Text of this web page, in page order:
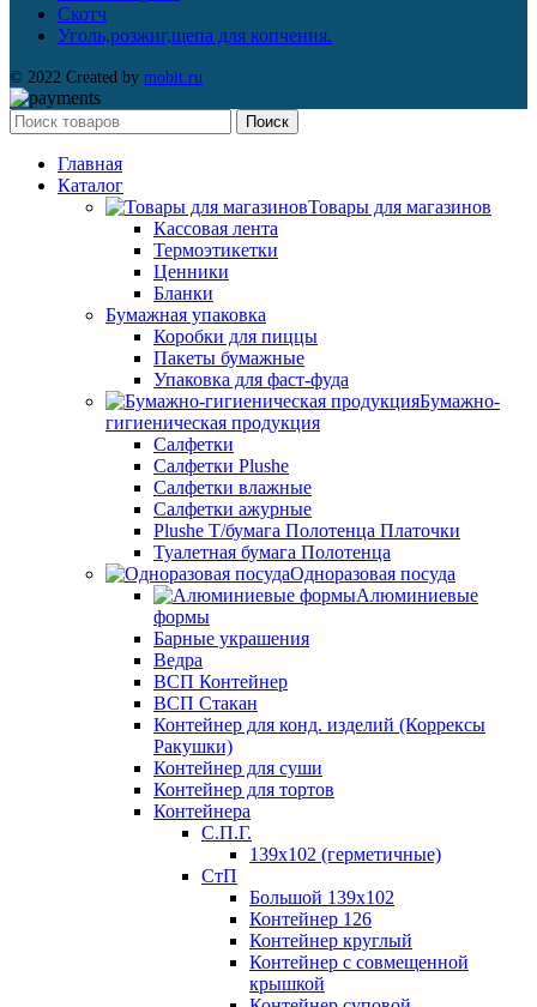
Скотч
Уголь,розжиг,щепа для копчения.
© 2022 Created by mobit.ru
Поиск
Главная
Каталог
Товары для магазинов
Кассовая лента
Термоэтикетки
Ценники
Бланки
Бумажная упаковка
Коробки для пиццы
Пакеты бумажные
Упаковка для фаст-фуда
Бумажно-
гигиеническая продукция
Салфетки
Салфетки Plushe
Салфетки влажные
Салфетки ажурные
Plushe Т/бумага Полотенца Платочки
Туалетная бумага Полотенца
Одноразовая посуда
Алюминиевые
формы
Барные украшения
Ведра
ВСП Контейнер
ВСП Стакан
Контейнер для конд. изделий (Коррексы
Ракушки)
Контейнер для суши
Контейнер для тортов
Контейнера
С.П.Г.
139х102 (герметичные)
СтП
Большой 139х102
Контейнер 126
Контейнер круглый
Контейнер с совмещенной
крышкой